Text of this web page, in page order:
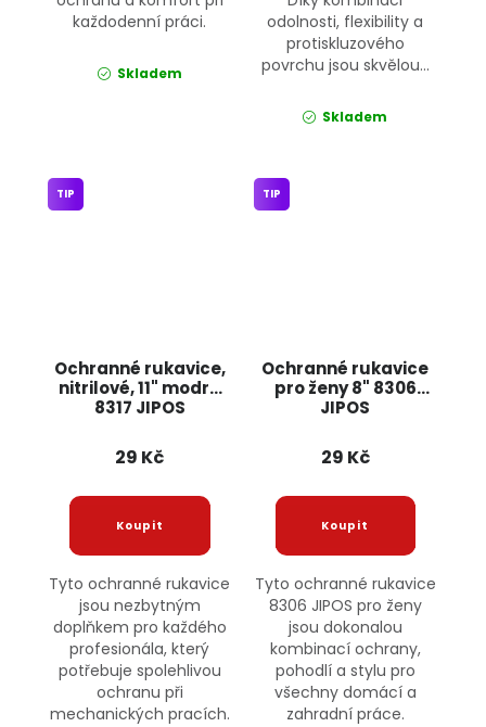
každodenní práci.
Skladem
odolnosti, flexibility a
protiskluzového
povrchu jsou skvělou...
Skladem
Ochranné rukavice,
nitrilové, 11" modré
8317 JIPOS
TIP
29 Kč
Tyto ochranné rukavice
jsou nezbytným
doplňkem pro každého
profesionála, který
potřebuje spolehlivou
ochranu při
mechanických pracích.
Ochranné rukavice
pro ženy 8" 8306
JIPOS
TIP
29 Kč
Tyto ochranné rukavice
8306 JIPOS pro ženy
jsou dokonalou
kombinací ochrany,
pohodlí a stylu pro
všechny domácí a
zahradní práce.